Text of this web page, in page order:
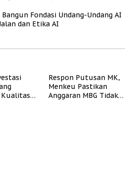
Fondasi Undang-Undang AI
dan Etika AI
Respon Putusan MK,
Menkeu Pastikan
Anggaran MBG Tidak